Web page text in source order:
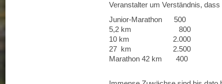
Veranstalter um Verständnis,
Junior-Marathon 500
5,2 km 800
10 km 2.000
27 km 2.500
Marathon 42 km 400